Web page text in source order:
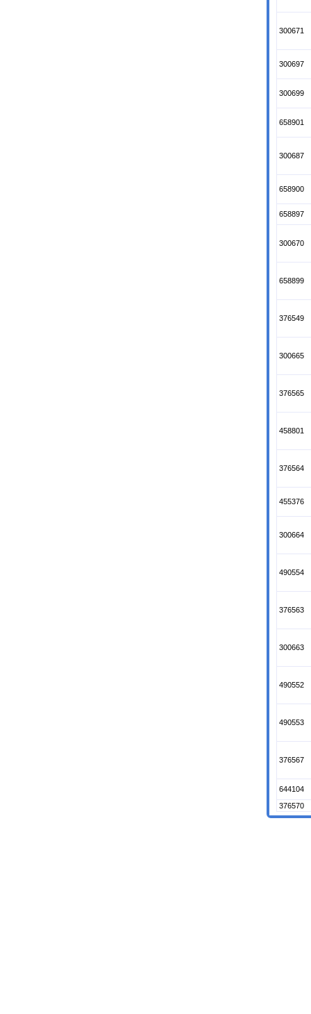
300671
300697
300699
658901
300687
658900
658897
300670
658899
376549
300665
376565
458801
376564
455376
300664
490554
376563
300663
490552
490553
376567
644104
376570